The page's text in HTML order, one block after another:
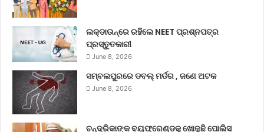
ଲକ୍‌ଡାଉନ୍‌ରେ ରହିଲେ NEET ପ୍ରଶ୍ନପତ୍ର
ପ୍ରସ୍ତୁତକାରୀ
June 8, 2026
ସମ୍ବଲପୁରରେ ଡବଲ୍ ମର୍ଡର , ଜଣେ ଅଟକ
June 8, 2026
ଚନ୍ଦ୍ରିକାଙ୍କ ବୟଫ୍ରେଣ୍ଡକୁ ଖୋଜୁଛି ପୋଲିସ